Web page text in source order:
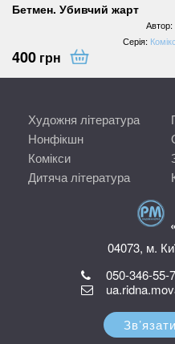
Бетмен. Убивчий жарт
Автор:
Серія:
400 грн
Художня література
Нонфікшн
Комікси
Дитяча література
04073, м.
050-346-55-